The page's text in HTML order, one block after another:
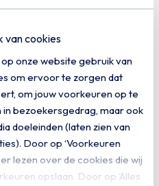
van cookies
onze website gebruik van
om ervoor te zorgen dat
om jouw voorkeuren op te
bezoekersgedrag, maar ook
doeleinden (laten zien van
Door op ‘Voorkeuren
lezen over de cookies die wij
opslaan. Door op ‘Alles
alternatiefhebben
Eenplek
staat.Waarje
waarjedirectcontact